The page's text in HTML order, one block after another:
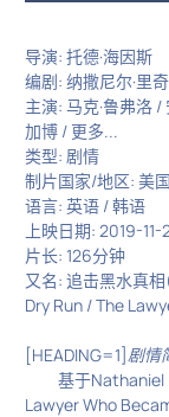
导演: 托德·海因斯
编剧: 纳撒尼尔·里
主演: 马克·鲁弗洛 /
加博 / 更多...
类型: 剧情
制片国家/地区: 美国
语言: 英语 / 韩语
上映日期: 2019-
片长: 126分钟
又名: 追击黑水真
Dry Run / The
[HEADING=1]剧情
基于Nathaniel
Lawyer Who